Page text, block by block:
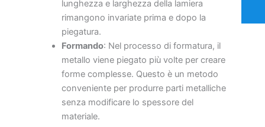
lunghezza e larghezza della lamiera
rimangono invariate prima e dopo la
piegatura.
Formando: Nel processo di formatura, il
metallo viene piegato più volte per creare
forme complesse. Questo è un metodo
conveniente per produrre parti metalliche
senza modificare lo spessore del
materiale.